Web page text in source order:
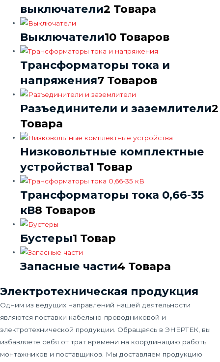
выключатели2 Товара
Выключатели10 Товаров
Трансформаторы тока и
напряжения7 Товаров
Разъединители и заземлители2
Товара
Низковольтные комплектные
устройства1 Товар
Трансформаторы тока 0,66-35
кВ8 Товаров
Бустеры1 Товар
Запасные части4 Товара
Электротехническая продукция
Одним из ведущих направлений нашей деятельности
являются поставки кабельно-проводниковой и
электротехнической продукции. Обращаясь в ЭНЕРТЕК, вы
избавляете себя от трат времени на координацию работы
монтажников и поставщиков. Мы доставляем продукцию